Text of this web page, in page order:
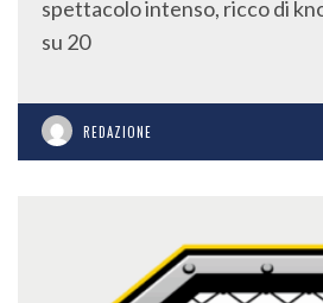
su 20
REDAZIONE